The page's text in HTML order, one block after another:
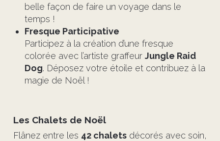
belle façon de faire un voyage dans le
temps !
Fresque Participative
Participez à la création d’une fresque
colorée avec l’artiste graffeur Jungle Raid
Dog. Déposez votre étoile et contribuez à la
magie de Noël !
Les Chalets de Noël
Flânez entre les 42 chalets décorés avec soin,